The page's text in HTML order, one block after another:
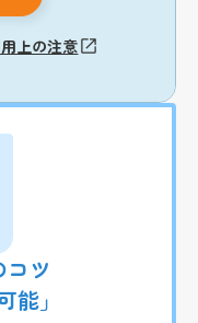
上の注意
ツ
能」